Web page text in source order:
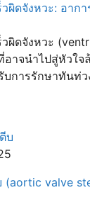
ผิดจังหวะ: อาก
วผิดจังหวะ
าจนำไปสู่หัวใจ
บการรักษาทันท่ว
(aortic valve